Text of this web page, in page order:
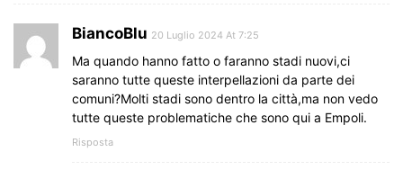
BiancoBlu 20 Luglio 2024 At 7:25
Ma quando hanno fatto o faranno stadi nuovi,ci
saranno tutte queste interpellazioni da parte dei
comuni?Molti stadi sono dentro la città,ma non vedo
tutte queste problematiche che sono qui a Empoli.
Risposta